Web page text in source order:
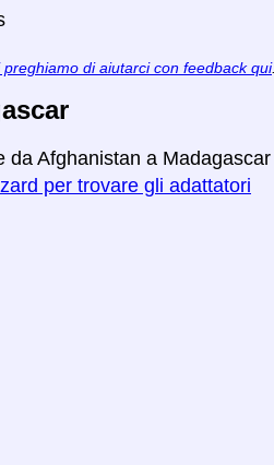
preghiamo di aiutarci con feedback qui.
da Afghanistan a Madagascar
per trovare gli adattatori